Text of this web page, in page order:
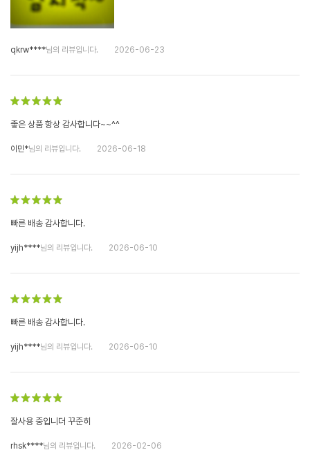
qkrw****님의 리뷰입니다. 2026-06-23
좋은 상품 항상 감사합니다~~^^
이민*님의 리뷰입니다. 2026-06-18
빠른 배송 감사합니다.
yijh****님의 리뷰입니다. 2026-06-10
빠른 배송 감사합니다.
yijh****님의 리뷰입니다. 2026-06-10
잘사용 중입니더 꾸준히
rhsk****님의 리뷰입니다. 2026-02-06